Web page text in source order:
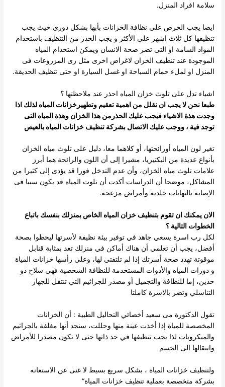
سلامة افراد المنزل.
ايضا يجب الحرص على نظافة الخزانات بأبها بشكل دورى حيث يجب
تنظيفها كل ثلاث اشهر على الأكثر و يجب الحذر من التنظيف باستخدام
المواد السامة او التى تضر صحة الانسان ويمكن استخدام المياه
الموجودة عند تنظيف الخزان لاغراض اخرى مثل رى المزروعات فى
المنزل او لملء حمام السباحة او غسل السيارة او حتى تنظيف الحديقة.
اشياء تدل على تلوث خزان المياه احذر عند ملاحظتها ؟
طبعا نحن لا يجب ان نقلل من اهمية تعقيم وتطهيرخزانات المياه لذلك اذا
وجدت هذة الاشياء فيجب عليك الحذرمن هذا الخزان وهذة المياه التى
توجد فية ، ووجب عليك الاتصال بشركة تنظيف خزانات المياه بالعيص
تغير لون المياه أورائحتها، أو كلاهما معا، دليل على تلوث مياه الخزان
بأنواع عديدة من البكتيريا، مشيرا إلى أن اللون والرائحة هما أبرز
علامات تلوث مياه الخزان، وأن عدم التدخل فورا قد يؤدى إلى كثيرا من
المشاكل، موضحا أن الدراسات أكدت أن تلوث المياه قد يكون سببا فى
الإصابة بالتهابات جلدية وأمراض مزعجة.
الان يمكنك ان تقوم بتنظيف خزان المياه الخاص بمنزلك بنفسك باتباع
الخطوات التالية ؟
لكل رب اسرة يسعي جاهد في توفير بيئة نظيفة لأسرتها ليحظوا بصحة
أفضل، يجب أن تعلمي أن هناك أماكن في منزلك تعد بمثابة قنابل
موقوتة تهدد صحة أسرتك إذا لم تلتفتي لها، وعلى رأسها خزانات المياة
و دورات المياه والأدوات المستخدمة للنظافة الشخصية فهي سلاح ذو
حدين، إما للنظافة والتجميل أو مصدر للجراثيم التي تنتقل للجهاز
التناسلي وتضر بالاسرة كاملتا
تقول الدكتورة مى سعيد أخصائي التحاليل الطبية : أن الخزانات
المخصصة للمياة إذا أخذت عينة منها وحللت، سنجد أنها مغلفة بالجراثيم
والميكروبات لذا يجب تنظيفها في حد ذاتها حتى لا تكون مصدرا للأمراض
وانتقالها الى الجسم
ولتنظيف خزانات المياة ، بشكل سريع بسيط لا غنى عن الاستعانه
بشركة متخصصة بعملية تنظيف خزانات المياة“